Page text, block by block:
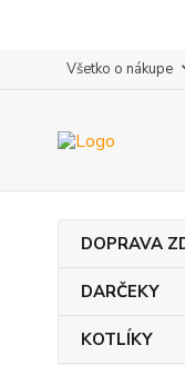
Všetko o nákupe
DOPRAVA
DARČEKY
KOTLÍKY